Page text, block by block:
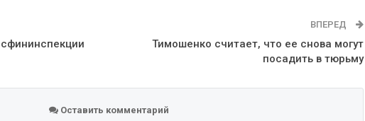
ВПЕРЕД
Тимошенко считает, что ее снова могут
посадить в тюрьму
Оставить комментарий